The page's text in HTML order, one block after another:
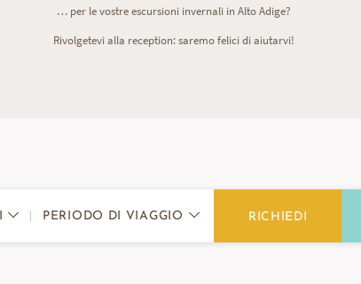
… per le vostre escursioni invernali in Alto Adige?
Rivolgetevi alla reception: saremo felici di aiutarvi!
PERIODO DI VIAGGIO RICHIEDI